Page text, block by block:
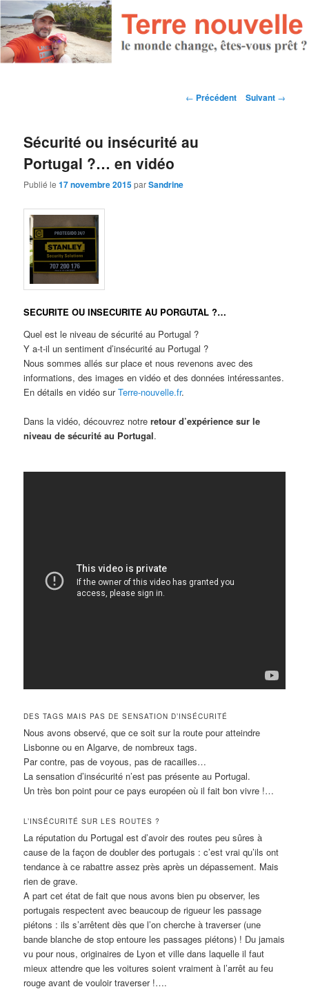
Navigation des articles
← Précédent Suivant →
Sécurité ou insécurité au
Portugal ?… en vidéo
Publié le17 novembre 2015parSandrine
SECURITE OU INSECURITE AU PORGUTAL ?…
Quel est le niveau de sécurité au Portugal ?
Y a-t-il un sentiment d’insécurité au Portugal ?
Nous sommes allés sur place et nous revenons avec des
informations, des images en vidéo et des données intéressantes.
En détails en vidéo surTerre-nouvelle.fr.
Dans la vidéo, découvrez notreretour d’expérience sur le
niveau de sécurité au Portugal.
DES TAGS MAIS PAS DE SENSATION D’INSÉCURITÉ
Nous avons observé, que ce soit sur la route pour atteindre
Lisbonne ou en Algarve, de nombreux tags.
Par contre, pas de voyous, pas de racailles…
La sensation d’insécurité n’est pas présente au Portugal.
Un très bon point pour ce pays européen où il fait bon vivre !…
L’INSÉCURITÉ SUR LES ROUTES ?
La réputation du Portugal est d’avoir des routes peu sûres à
cause de la façon de doubler des portugais : c’est vrai qu’ils ont
tendance à ce rabattre assez près après un dépassement. Mais
rien de grave.
A part cet état de fait que nous avons bien pu observer, les
portugais respectent avec beaucoup de rigueur les passage
piétons : ils s’arrêtent dès que l’on cherche à traverser (une
bande blanche de stop entoure les passages piétons) ! Du jamais
vu pour nous, originaires de Lyon et ville dans laquelle il faut
mieux attendre que les voitures soient vraiment à l’arrêt au feu
rouge avant de vouloir traverser !….